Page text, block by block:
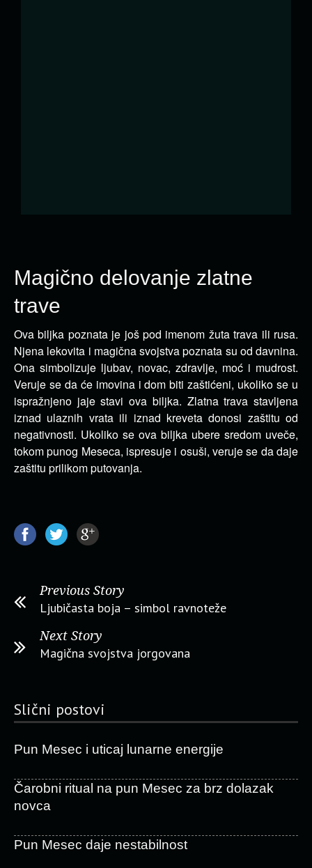
Magično delovanje zlatne
trave
Ova biljka poznata je još pod imenom žuta trava ili rusa.
Njena lekovita i magična svojstva poznata su od davnina.
Ona simbolizuje ljubav, novac, zdravlje, moć i mudrost.
Veruje se da će imovina i dom biti zaštićeni, ukoliko se u
ispražnjeno jaje stavi ova biljka. Zlatna trava stavljena
iznad ulaznih vrata ili iznad kreveta donosi zaštitu od
negativnosti. Ukoliko se ova biljka ubere sredom uveče,
tokom punog Meseca, ispresuje i osuši, veruje se da daje
zaštitu prilikom putovanja.
Previous Story
Ljubičasta boja – simbol ravnoteže
Next Story
Magična svojstva jorgovana
Slični postovi
Pun Mesec i uticaj lunarne energije
Čarobni ritual na pun Mesec za brz dolazak
novca
Pun Mesec daje nestabilnost